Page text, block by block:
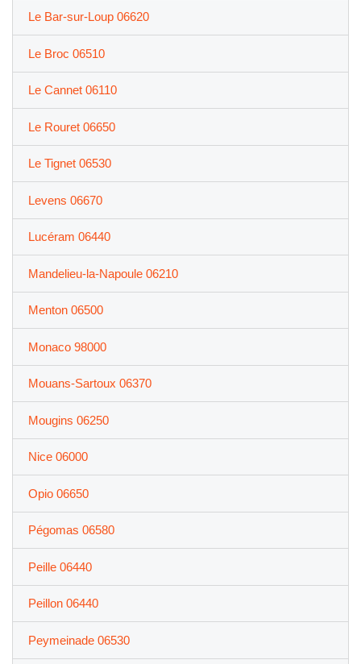
Le Bar-sur-Loup 06620
Le Broc 06510
Le Cannet 06110
Le Rouret 06650
Le Tignet 06530
Levens 06670
Lucéram 06440
Mandelieu-la-Napoule 06210
Menton 06500
Monaco 98000
Mouans-Sartoux 06370
Mougins 06250
Nice 06000
Opio 06650
Pégomas 06580
Peille 06440
Peillon 06440
Peymeinade 06530